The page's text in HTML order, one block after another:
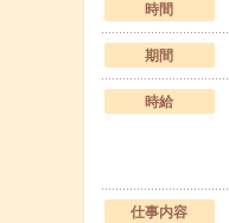
時間
期間
時給
仕事内容